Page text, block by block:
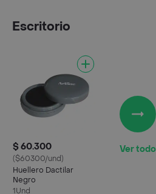
Escritorio
$ 60.300
($60300/und)
Huellero Dactilar
Negro
1Und
Ver